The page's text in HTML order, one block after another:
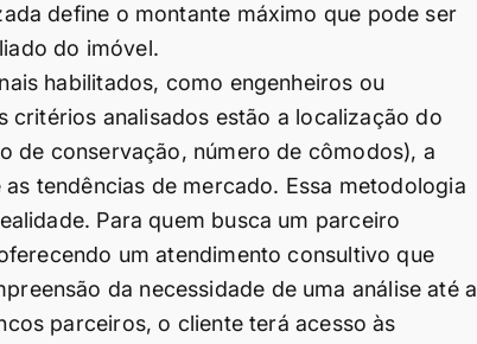
define o montante máximo que pode ser
do imóvel.
habilitados, como engenheiros ou
analisados estão a localização do
de conservação, número de cômodos), a
tendências de mercado. Essa metodologia
Para quem busca um parceiro
um atendimento consultivo que
da necessidade de uma análise até a
parceiros, o cliente terá acesso às